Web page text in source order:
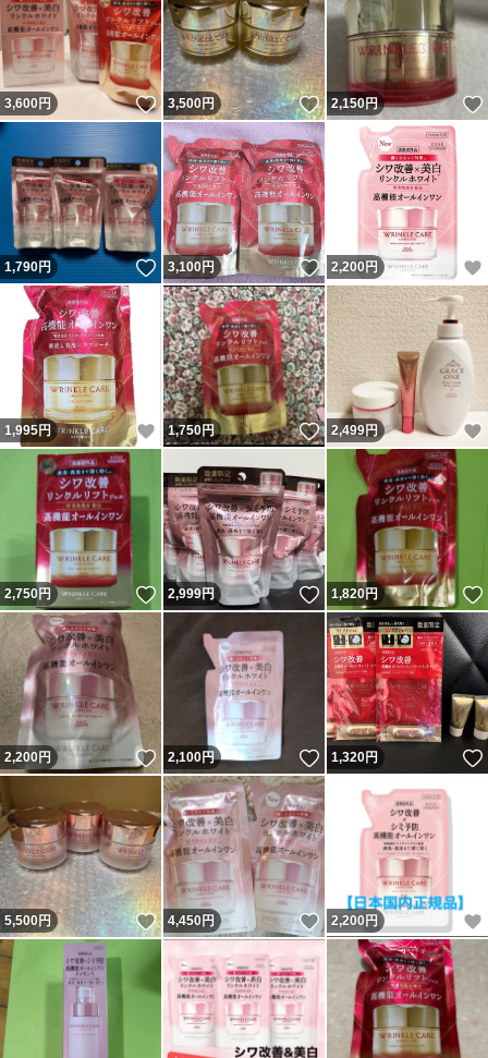
3,600円 いいね！
3,500円 いいね！
2,150円
1,790円 いいね！
3,100円 いいね！
2,200 円
1,995円 いいね！
1,750円 いいね！
2,499円
2,750円 いいね！
2,999円 いいね！
1,820円
2,200円 いいね！
2,100円 いいね！
1,320円
5,500円 いいね！
4,450円 いいね！
2,200 円